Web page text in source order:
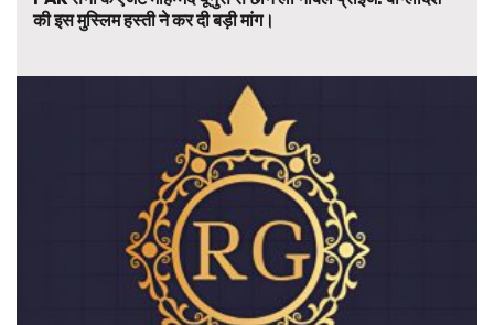
की इस मुस्लिम हस्ती ने कर दी बड़ी मांग।